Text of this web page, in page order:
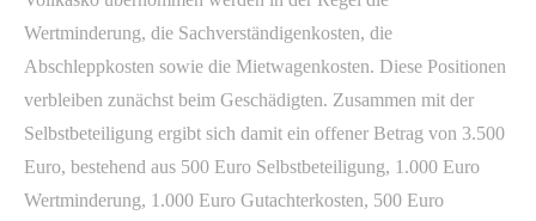
Wertminderung, die Sachverständigenkosten, die
Abschleppkosten sowie die Mietwagenkosten. Diese Positionen
verbleiben zunächst beim Geschädigten. Zusammen mit der
Selbstbeteiligung ergibt sich damit ein offener Betrag von 3.500
Euro, bestehend aus 500 Euro Selbstbeteiligung, 1.000 Euro
Wertminderung, 1.000 Euro Gutachterkosten, 500 Euro